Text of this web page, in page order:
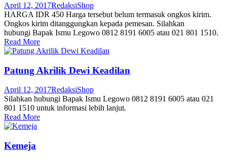
April 12, 2017RedaksiShop
HARGA IDR 450 Harga tersebut belum termasuk ongkos kirim.
Ongkos kirim ditanggungkan kepada pemesan. Silahkan
hubungi Bapak Ismu Legowo 0812 8191 6005 atau 021 801 1510.
Read More
Patung Akrilik Dewi Keadilan
April 12, 2017RedaksiShop
Silahkan hubungi Bapak Ismu Legowo 0812 8191 6005 atau 021
801 1510 untuk informasi lebih lanjut.
Read More
Kemeja